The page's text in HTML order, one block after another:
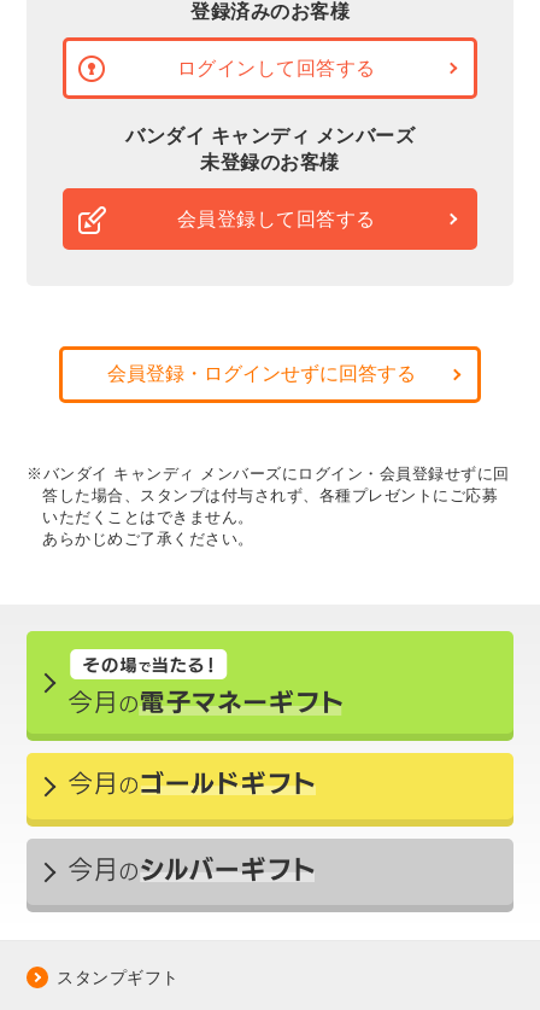
登録済みのお客様
ログインして回答する
バンダイ キャンディ メンバーズ
未登録のお客様
会員登録して回答する
会員登録・ログインせずに回答する
※バンダイ キャンディ メンバーズにログイン・会員登録せずに回
答した場合、スタンプは付与されず、各種プレゼントにご応募
いただくことはできません。
あらかじめご了承ください。
スタンプギフト